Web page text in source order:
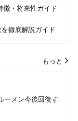
・将来性ガイド
徹底解説ガイド
もっと
ーメン今後回復す